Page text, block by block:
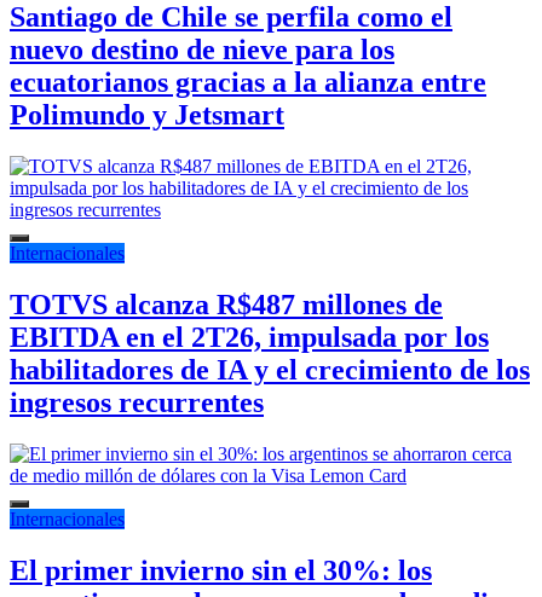
Santiago de Chile se perfila como el
nuevo destino de nieve para los
ecuatorianos gracias a la alianza entre
Polimundo y Jetsmart
Internacionales
TOTVS alcanza R$487 millones de
EBITDA en el 2T26, impulsada por los
habilitadores de IA y el crecimiento de los
ingresos recurrentes
Internacionales
El primer invierno sin el 30%: los